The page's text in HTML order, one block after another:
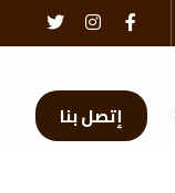
إتصل بنا